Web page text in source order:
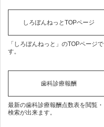
しろぼんねっとTOPページ
「しろぼんねっと」のTOPページで
す。
歯科診療報酬
最新の歯科診療報酬点数表を閲覧・
検索が出来ます。